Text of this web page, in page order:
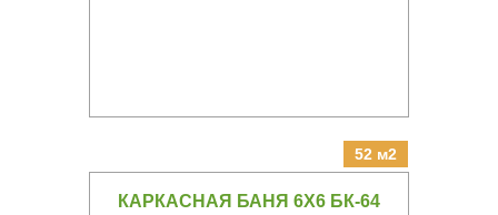
52 м2
КАРКАСНАЯ БАНЯ 6Х6 БК-64